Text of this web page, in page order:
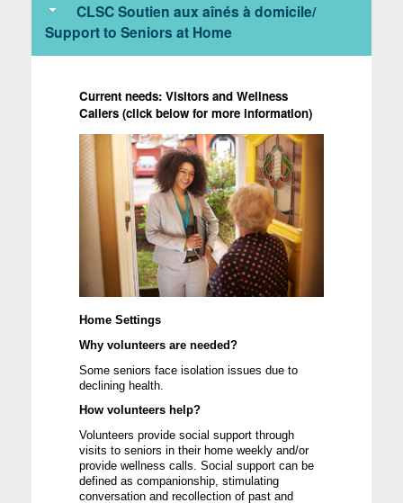
CLSC Soutien aux aînés à domicile/
Support to Seniors at Home
Current needs: Visitors and Wellness
Callers (click below for more information)
Home Settings
Why volunteers are needed?
Some seniors face isolation issues due to
declining health.
How volunteers help?
Volunteers provide social support through
visits to seniors in their home weekly and/or
provide wellness calls. Social support can be
defined as companionship, stimulating
conversation and recollection of past and